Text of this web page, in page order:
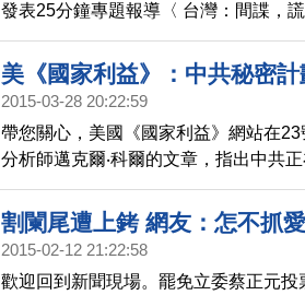
發表25分鐘專題報導〈 台灣：間諜，
調查，揭露常在台灣引發暴力衝突的
金錢來源，同心會向臥底透露，花錢請
財務上支持他們。
美《國家利益》：中共秘密
2015-03-28 20:22:59
帶您關心，美國《國家利益》網站在
分析師邁克爾‧科爾的文章，指出中共
義，試圖對台灣發起非軍事的「政治
台灣。我們今天的「透視焦點」。
割闌尾遭上銬 網友：怎不抓
2015-02-12 21:22:58
歡迎回到新聞現場。罷免立委蔡正元